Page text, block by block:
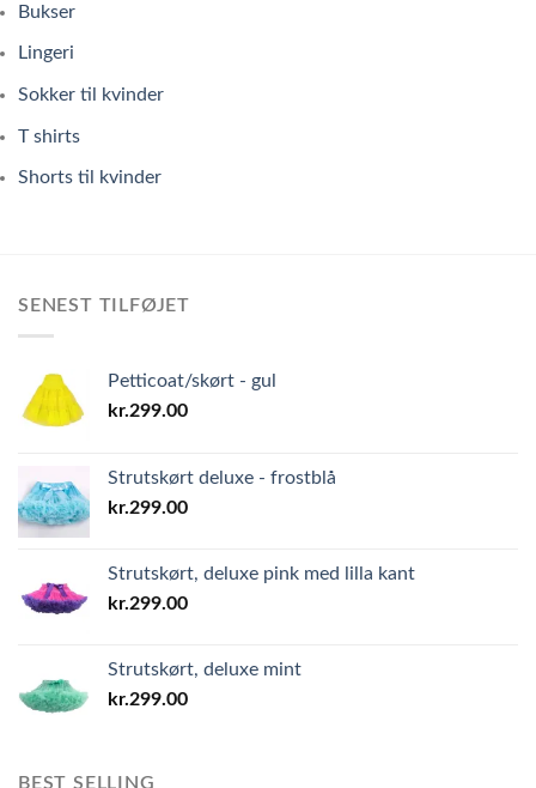
Bukser
Lingeri
Sokker til kvinder
T shirts
Shorts til kvinder
SENEST TILFØJET
Petticoat/skørt - gul
kr.299.00
Strutskørt deluxe - frostblå
kr.299.00
Strutskørt, deluxe pink med lilla kant
kr.299.00
Strutskørt, deluxe mint
kr.299.00
BEST SELLING